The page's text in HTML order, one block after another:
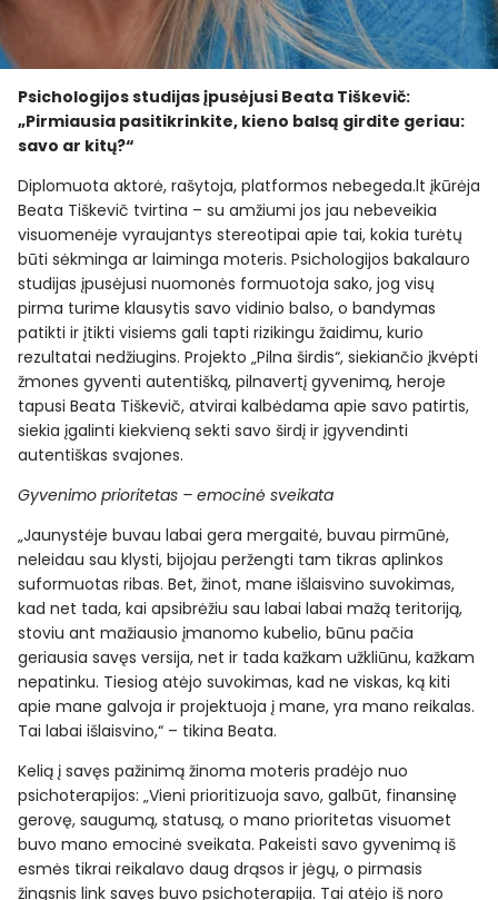
Psichologijos studijas įpusėjusi Beata Tiškevič:
„Pirmiausia pasitikrinkite, kieno balsą girdite geriau:
savo ar kitų?“
Diplomuota aktorė, rašytoja, platformos nebegeda.lt įkūrėja
Beata Tiškevič tvirtina – su amžiumi jos jau nebeveikia
visuomenėje vyraujantys stereotipai apie tai, kokia turėtų
būti sėkminga ar laiminga moteris. Psichologijos bakalauro
studijas įpusėjusi nuomonės formuotoja sako, jog visų
pirma turime klausytis savo vidinio balso, o bandymas
patikti ir įtikti visiems gali tapti rizikingu žaidimu, kurio
rezultatai nedžiugins. Projekto „Pilna širdis“, siekiančio įkvėpti
žmones gyventi autentišką, pilnavertį gyvenimą, heroje
tapusi Beata Tiškevič, atvirai kalbėdama apie savo patirtis,
siekia įgalinti kiekvieną sekti savo širdį ir įgyvendinti
autentiškas svajones.
Gyvenimo prioritetas – emocinė sveikata
„Jaunystėje buvau labai gera mergaitė, buvau pirmūnė,
neleidau sau klysti, bijojau peržengti tam tikras aplinkos
suformuotas ribas. Bet, žinot, mane išlaisvino suvokimas,
kad net tada, kai apsibrėžiu sau labai labai mažą teritoriją,
stoviu ant mažiausio įmanomo kubelio, būnu pačia
geriausia savęs versija, net ir tada kažkam užkliūnu, kažkam
nepatinku. Tiesiog atėjo suvokimas, kad ne viskas, ką kiti
apie mane galvoja ir projektuoja į mane, yra mano reikalas.
Tai labai išlaisvino,“ – tikina Beata.
Kelią į savęs pažinimą žinoma moteris pradėjo nuo
psichoterapijos: „Vieni prioritizuoja savo, galbūt, finansinę
gerovę, saugumą, statusą, o mano prioritetas visuomet
buvo mano emocinė sveikata. Pakeisti savo gyvenimą iš
esmės tikrai reikalavo daug drąsos ir jėgų, o pirmasis
žingsnis link savęs buvo psichoterapija. Tai atėjo iš noro